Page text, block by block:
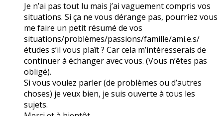
Je n’ai pas tout lu mais j’ai vaguement compris vos
situations. Si ça ne vous dérange pas, pourriez vous
me faire un petit résumé de vos
situations/problèmes/passions/famille/ami.e.s/
études s’il vous plaît ? Car cela m’intéresserais de
continuer à échanger avec vous. (Vous n’êtes pas
obligé).
Si vous voulez parler (de problèmes ou d’autres
choses) je veux bien, je suis ouverte à tous les
sujets.